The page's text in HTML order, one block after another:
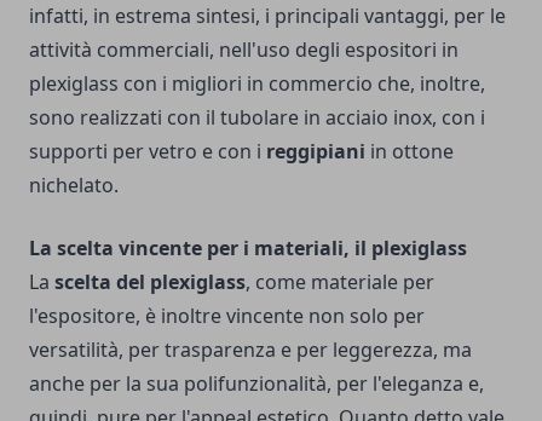
infatti, in estrema sintesi, i principali vantaggi, per le
attività commerciali, nell'uso degli espositori in
plexiglass con i migliori in commercio che, inoltre,
sono realizzati con il tubolare in acciaio inox, con i
supporti per vetro e con i reggipiani in ottone
nichelato.
La scelta vincente per i materiali, il plexiglass
La scelta del plexiglass, come materiale per
l'espositore, è inoltre vincente non solo per
versatilità, per trasparenza e per leggerezza, ma
anche per la sua polifunzionalità, per l'eleganza e,